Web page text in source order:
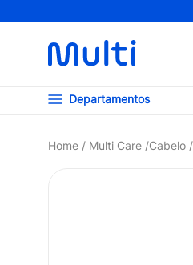
Departamentos
Multi Care Cabelo